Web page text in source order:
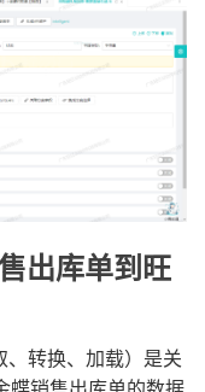
出库单到旺
转换、加载）是关